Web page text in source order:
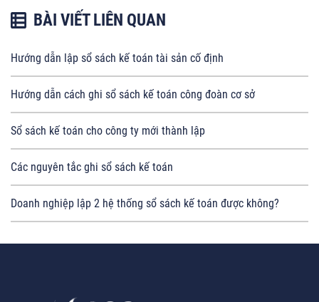
BÀI VIẾT LIÊN QUAN
Hướng dẫn lập sổ sách kế toán tài sản cố định
Hướng dẫn cách ghi sổ sách kế toán công đoàn cơ sở
Sổ sách kế toán cho công ty mới thành lập
Các nguyên tắc ghi sổ sách kế toán
Doanh nghiệp lập 2 hệ thống sổ sách kế toán được không?